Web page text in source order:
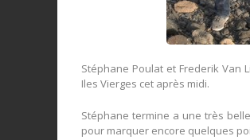
Stéphane Poulat et Frederik Van
Iles Vierges cet après midi.
Stéphane termine a une très
pour marquer encore quelques